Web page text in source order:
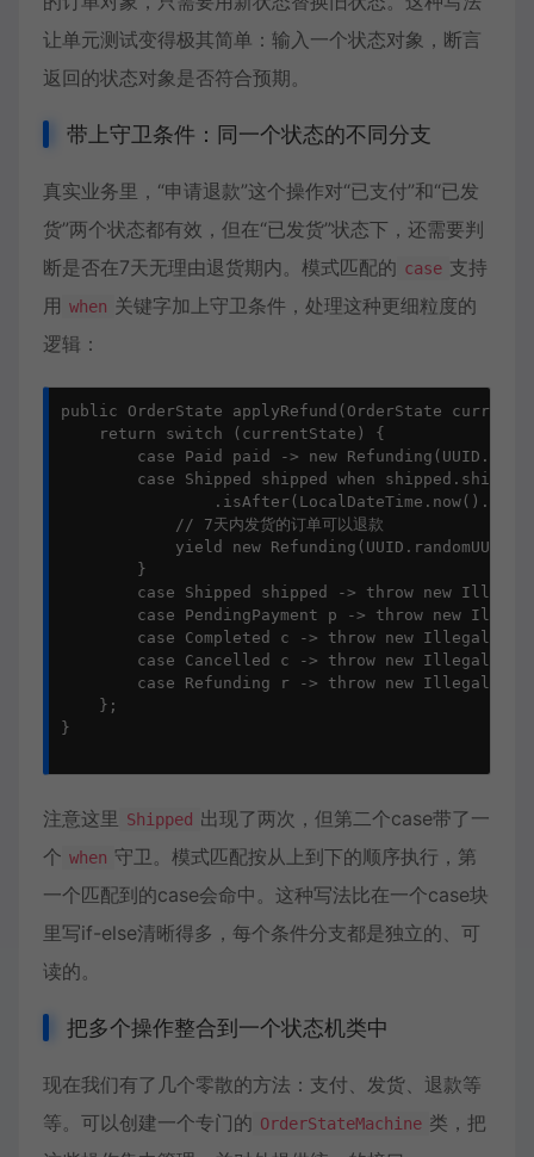
让单元测试变得极其简单：输入一个状态对象，断言
返回的状态对象是否符合预期。
带上守卫条件：同一个状态的不同分支
真实业务里，“申请退款”这个操作对“已支付”和“已发
货”两个状态都有效，但在“已发货”状态下，还需要判
断是否在7天无理由退货期内。模式匹配的 case 支持
用 when 关键字加上守卫条件，处理这种更细粒度的
逻辑：
public OrderState applyRefund(OrderState
    return switch (currentState) {
case Paid paid -> new
case Shipped shipped when
            // 7天内发货的订单可以退款
yield new
        }
case Shipped shipped -> throw new
case PendingPayment p -> throw new
case Completed c -> throw new
case Cancelled c -> throw new
case Refunding r -> throw new
    };
}
注意这里 Shipped 出现了两次，但第二个case带了一
个 when 守卫。模式匹配按从上到下的顺序执行，第
一个匹配到的case会命中。这种写法比在一个case块
里写if-else清晰得多，每个条件分支都是独立的、可
读的。
把多个操作整合到一个状态机类中
现在我们有了几个零散的方法：支付、发货、退款等
等。可以创建一个专门的 OrderStateMachine 类，把